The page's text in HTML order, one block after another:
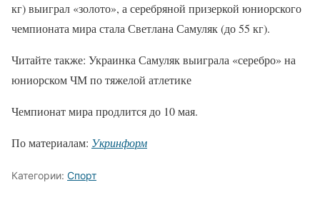
кг) выиграл «золото», а серебряной призеркой юниорского
чемпионата мира стала Светлана Самуляк (до 55 кг).
Читайте также: Украинка Самуляк выиграла «серебро» на
юниорском ЧМ по тяжелой атлетике
Чемпионат мира продлится до 10 мая.
По материалам: Укринформ
Категории: Спорт